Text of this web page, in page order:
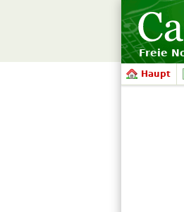
Freie
Haupt